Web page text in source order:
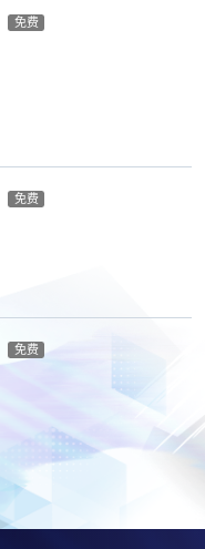
免费
免费
免费